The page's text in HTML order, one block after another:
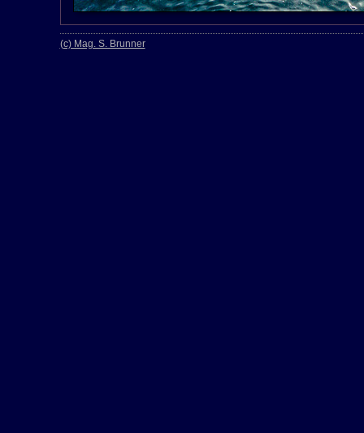
(c) Mag. S. Brunner